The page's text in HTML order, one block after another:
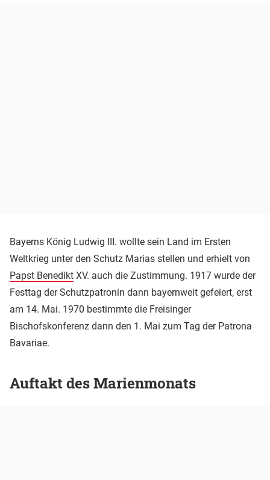
Bayerns König Ludwig III. wollte sein Land im Ersten
Weltkrieg unter den Schutz Marias stellen und erhielt von
Papst Benedikt XV. auch die Zustimmung. 1917 wurde der
Festtag der Schutzpatronin dann bayernweit gefeiert, erst
am 14. Mai. 1970 bestimmte die Freisinger
Bischofskonferenz dann den 1. Mai zum Tag der Patrona
Bavariae.
Auftakt des Marienmonats